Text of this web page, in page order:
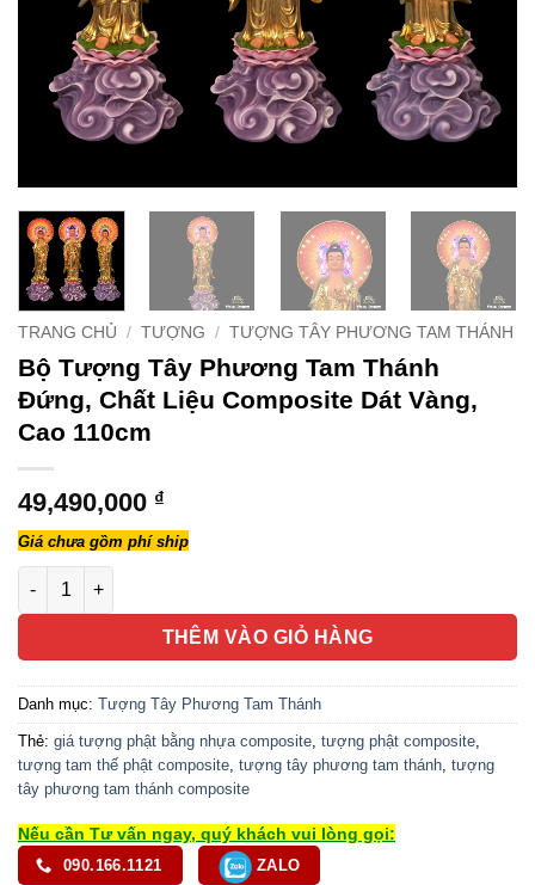
TRANG CHỦ / TƯỢNG / TƯỢNG TÂY PHƯƠNG TAM THÁNH
Bộ Tượng Tây Phương Tam Thánh
Đứng, Chất Liệu Composite Dát Vàng,
Cao 110cm
49,490,000 ₫
Giá chưa gồm phí ship
Bộ Tượng Tây Phương Tam Thánh Đứng, Chất Liệu
THÊM VÀO GIỎ HÀNG
Danh mục: Tượng Tây Phương Tam Thánh
Thẻ: giá tượng phật bằng nhựa composite tượng phật composite
tượng tam thế phật composite tượng tây phương tam thánh tượng
tây phương tam thánh composite
Nếu cần Tư vấn ngay, quý khách vui lòng gọi:
090.166.1121 ZALO